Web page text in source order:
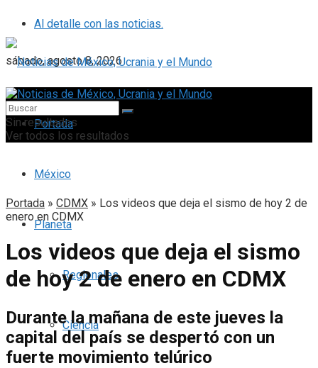
Al detalle con las noticias.
sábado, agosto 8, 2026
Portada
México
Planeta
Regionales
Ciencia
Sin resultados
Ver todos los resultados
Portada » CDMX » Los videos que deja el sismo de hoy 2 de
enero en CDMX
Los videos que deja el sismo
de hoy 2 de enero en CDMX
Durante la mañana de este jueves la
capital del país se despertó con un
fuerte movimiento telúrico